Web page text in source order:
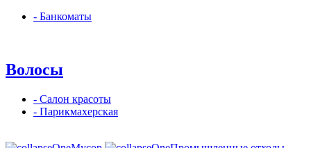
- Банкоматы
Волосы
- Салон красоты
- Парикмахерская